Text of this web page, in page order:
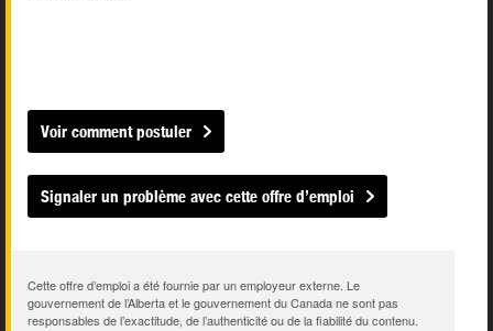
Voir comment postuler
Signaler un problème avec cette offre d’emploi
Cette offre d’emploi a été fournie par un employeur externe. Le
gouvernement de l’Alberta et le gouvernement du Canada ne sont pas
responsables de l’exactitude, de l’authenticité ou de la fiabilité du contenu.